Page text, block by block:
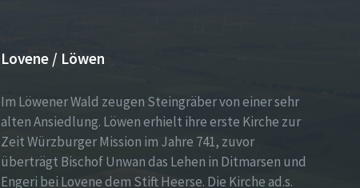
Lovene / Löwen
Im Löwener Wald zeugen Steingräber von einer sehr
alten Ansiedlung. Löwen erhielt ihre erste Kirche zur
Zeit Würzburger Mission im Jahre 741, zuvor
überträgt Bischof Unwan das Lehen in Ditmarsen und
Engeri bei Lovene dem Stift Heerse. Die Kirche ad.s.